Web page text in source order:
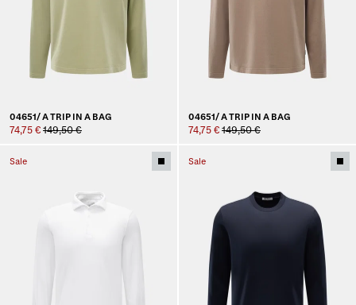
04651/ A TRIP IN A BAG
74,75 € 149,50 €
04651/ A TRIP IN A BAG
74,75 € 149,50 €
Sale Sale